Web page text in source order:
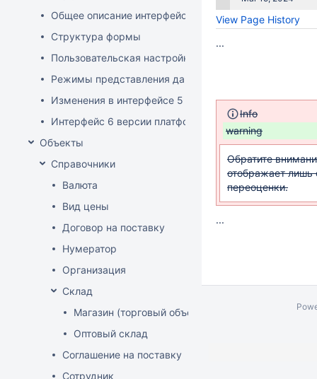
Общее описание интерфейса клиента
Структура формы
Пользовательская настройка интерфейса
Режимы представления данных
Изменения в интерфейсе 5 версии платформы
Интерфейс 6 версии платформы
Объекты
Справочники
Валюта
Вид цены
Договор на поставку
Нумератор
Организация
Склад
Магазин (торговый объект)
Оптовый склад
Соглашение на поставку
Сотрудник
View Page History
...
Info
warning
Обратите
отображает лишь
переоценки.
...